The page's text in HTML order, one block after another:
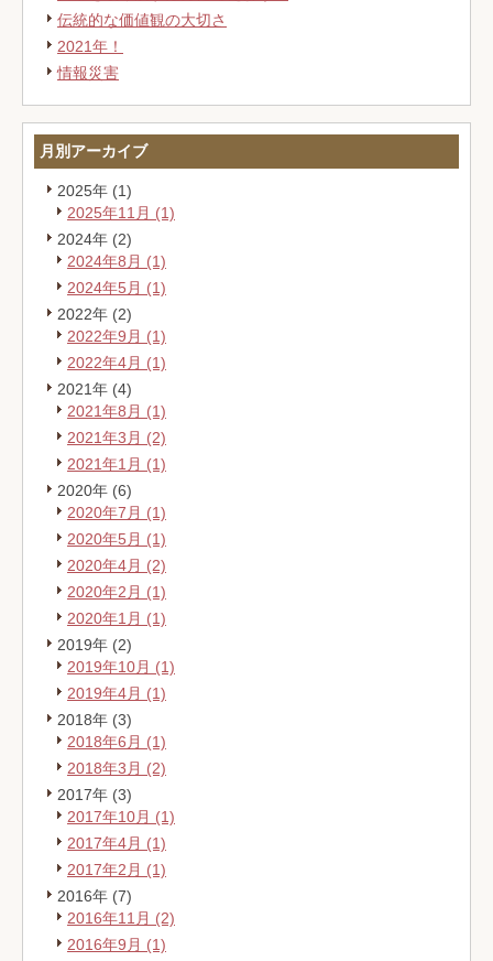
伝統的な価値観の大切さ
2021年！
情報災害
月別アーカイブ
2025年 (1)
2025年11月 (1)
2024年 (2)
2024年8月 (1)
2024年5月 (1)
2022年 (2)
2022年9月 (1)
2022年4月 (1)
2021年 (4)
2021年8月 (1)
2021年3月 (2)
2021年1月 (1)
2020年 (6)
2020年7月 (1)
2020年5月 (1)
2020年4月 (2)
2020年2月 (1)
2020年1月 (1)
2019年 (2)
2019年10月 (1)
2019年4月 (1)
2018年 (3)
2018年6月 (1)
2018年3月 (2)
2017年 (3)
2017年10月 (1)
2017年4月 (1)
2017年2月 (1)
2016年 (7)
2016年11月 (2)
2016年9月 (1)